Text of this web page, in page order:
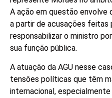
A ação em questão envolve
a partir de acusações feitas
responsabilizar o ministro
sua função pública.
A atuação da AGU nesse
tensões políticas que têm
internacional,